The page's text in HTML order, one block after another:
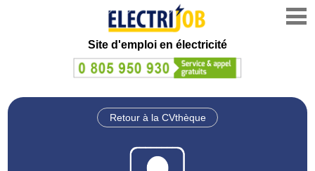
Site d'emploi en électricité
Retour à la CVthèque